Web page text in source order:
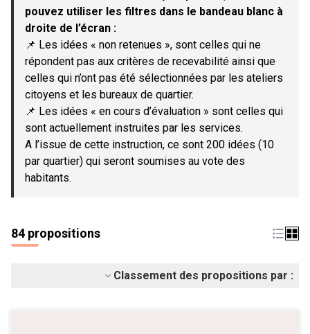
pouvez utiliser les filtres dans le bandeau blanc à
droite de l’écran :
📌 Les idées « non retenues », sont celles qui ne
répondent pas aux critères de recevabilité ainsi que
celles qui n’ont pas été sélectionnées par les ateliers
citoyens et les bureaux de quartier.
📌 Les idées « en cours d’évaluation » sont celles qui
sont actuellement instruites par les services.
A l’issue de cette instruction, ce sont 200 idées (10
par quartier) qui seront soumises au vote des
habitants.
84 propositions
Classement des propositions par :